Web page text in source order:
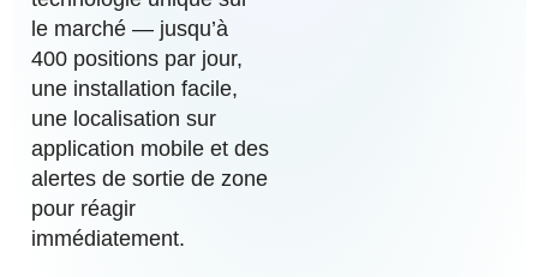
le marché — jusqu’à
400 positions par jour,
une installation facile,
une localisation sur
application mobile et des
alertes de sortie de zone
pour réagir
immédiatement.